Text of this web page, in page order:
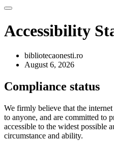
Accessibility
bibliotecaonesti.ro
August 6, 2026
Compliance status
We firmly believe that the
to anyone, and are committed to
accessible to the widest possible
circumstance and ability.